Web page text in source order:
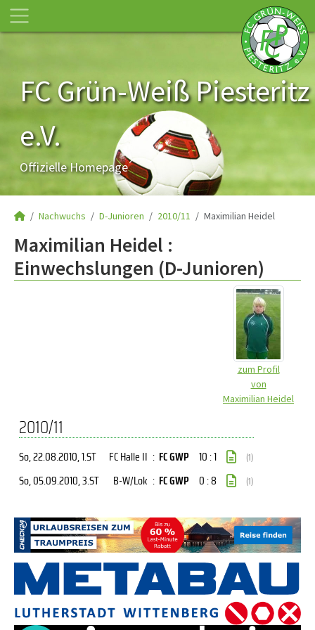
FC Grün-Weiß Piesteritz
e.V.
Offizielle Homepage
Nachwuchs D-Junioren 2010/11 Maximilian Heidel
Maximilian Heidel :
Einwechslungen (D-Junioren)
zum Profil
von
Maximilian Heidel
2010/11
So, 22.08.2010, 1.ST FC Halle II : FC GWP 10 : 1 (1)
So, 05.09.2010, 3.ST B-W/Lok : FC GWP 0 : 8 (1)